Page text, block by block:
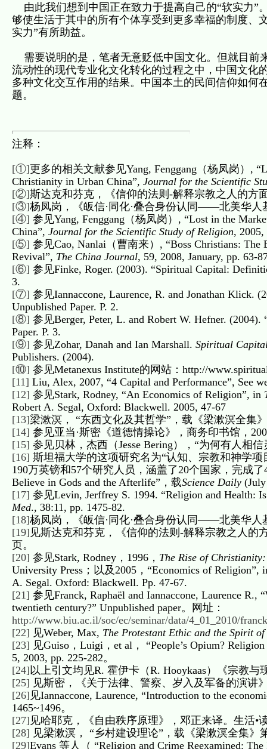
由此我们想到中国正在致力于提高自己的“软实力”
够使生活于其中的所有个体享受到更多幸福的制度、
实力”有所助益。
需要说明的是，笔者无意贬低中国文化。但就目前
流动性的现代专业化文化转化的过程之中，中国文化
多种文化交互作用的结果。中国本土的民间信仰如何
题。
注释：
[①]更多的相关文献参见Yang, Fenggang（杨凤岗）,
Christianity in Urban China”, Journal for the Scientific
[②]斯达克和芬克，《信仰的法则-解释宗教之人的方
[③]杨凤岗，《皈信·同化·叠合身份认同——北美华人
[④] 参见Yang, Fenggang（杨凤岗）, “Lost in the
China”, Journal for the Scientific Study of Religion, 2005,
[⑤] 参见Cao, Nanlai（曹南来）, “Boss Christians: The
Revival”, The China Journal, 59, 2008, January, pp. 63-
[⑥] 参见Finke, Roger. (2003). “Spiritual Capital:
3.
[⑦] 参见Iannaccone, Laurence, R. and Jonathan Klick.
Unpublished Paper. P. 2.
[⑧] 参见Berger, Peter, L. and Robert W. Hefner.
Paper. P. 3.
[⑨] 参见Zohar, Danah and Ian Marshall. Spiritual
Publishers. (2004).
[⑩] 参见Metanexus Institute的网站：http://
[11] Liu, Alex, 2007, “4 Capital and Performance”, See
[12] 参见Stark, Rodney, “An Economics of Religion”, in
Robert A. Segal, Oxford: Blackwell. 2005, 47-67
[13]梁漱溟， “东西文化及其哲学”，载《梁漱溟全集
[14] 参见亚当·斯密《道德情操论》，商务印书馆，
[15] 参见贝林，杰西（Jesse Bering），“为何有人相
[16] 斯坦福大学的这项研究名为“认知、宗教和神学项
190万英镑和57个研究人员，涵盖了20个国家，完成了
Believe in Gods and the Afterlife”，载Science Daily
[17] 参见Levin, Jerffrey S. 1994. “Religion and Health:
Med., 38:11, pp. 1475-82.
[18]杨凤岗，《皈信·同化·叠合身份认同——北美华人
[19] 见斯达克和芬克，《信仰的法则-解释宗教之人的
页。
[20] 参见Stark, Rodney，1996， The Rise of
University Press；以及2005，“Economics of Religion”,
A. Segal. Oxford: Blackwell. Pp. 47-67.
[21] 参见Franck, Raphaël and Iannaccone, Laurence R.,
twentieth century?” Unpublished paper。网址：
http://www.biu.ac.il/soc/ec/seminar/data/4_01_2010/
[22] 见Weber, Max, The Protestant Ethic and the Spirit
[23] 见Guiso，Luigi，et al， “People’s Opium?
5, 2003, pp. 225-282。
[24]以上引文均见R. 霍伊卡（R. Hooykaas）《宗教
[25] 见斯密，《关于法律、警察、岁入及军备的演讲
[26] 见Iannaccone, Laurence, “Introduction to the
1465~1496。
[27] 见哈耶克，《自由秩序原理》，邓正来译。生活•
[28] 见梁漱溟， “乡村建设理论”，载《梁漱溟全集》
[29]Evans 等人（ “Religion and Crime Reexamined: